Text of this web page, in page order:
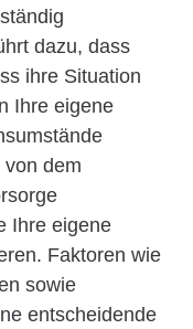
dazu, dass
ihre Situation
Ihre eigene
dem
Ihre eigene
Faktoren wie
sowie
entscheidende